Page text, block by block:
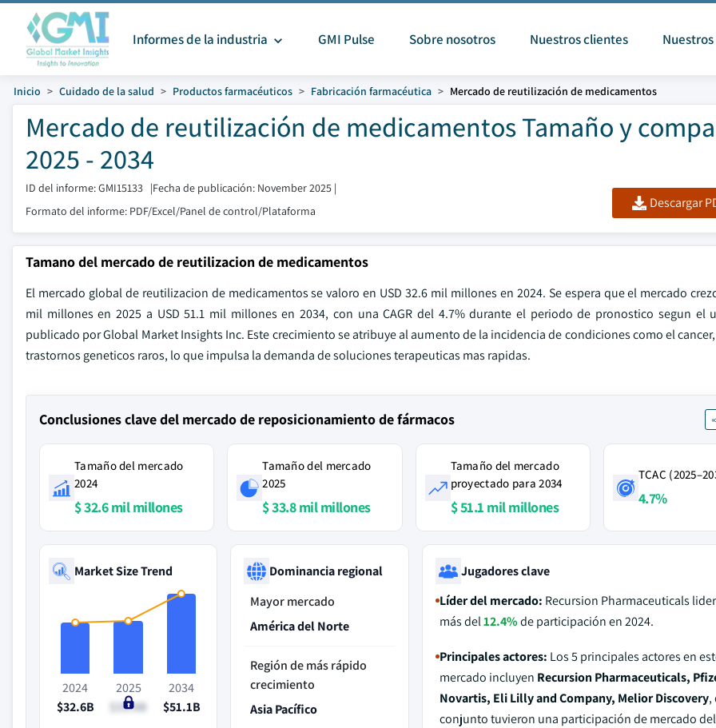
Informes de la industria GMI Pulse Sobre nosotros Nuestros clientes
Inicio Cuidado de la salud Productos farmacéuticos Fabricación farmacéutica Mercado de reutilización de medicamentos
Mercado de reutilización de medicamentos Tamaño y
2025 - 2034
ID del informe: GMI15133 |Fecha de publicación: November 2025 |
Formato del informe: PDF/Excel/Panel de control/Plataforma
Descargar
Tamano del mercado de reutilizacion de medicamentos
El mercado global de reutilizacion de medicamentos se valoro en USD 32.6 mil millones en 2024. Se espera que el mercado
mil millones en 2025 a USD 51.1 mil millones en 2034, con una CAGR del 4.7% durante el periodo de pronostico segun el
publicado por Global Market Insights Inc. Este crecimiento se atribuye al aumento de la incidencia de condiciones como el
trastornos geneticos raros, lo que impulsa la demanda de soluciones terapeuticas mas rapidas.
Conclusiones clave del mercado de reposicionamiento de fármacos
Tamaño del mercado
2024
$ 32.6 mil millones
Tamaño del mercado
2025
$ 33.8 mil millones
Tamaño del mercado
proyectado para 2034
$ 51.1 mil millones
TCAC
4.7%
Market Size Trend
2024
$32.6B
2025
$33.8B
2034
$51.1B
Dominancia regional
Mayor mercado
América del Norte
Región de más rápido
crecimiento
Asia Pacífico
Jugadores clave
Líder del mercado: Recursion Pharmaceuticals
más del12.4%de participación en 2024.
Principales actores: Los 5 principales actores en
mercado incluyen Recursion Pharmaceuticals,
Novartis, Eli Lilly and Company, Melior Discovery,
conjunto tuvieron una participación de mercado del